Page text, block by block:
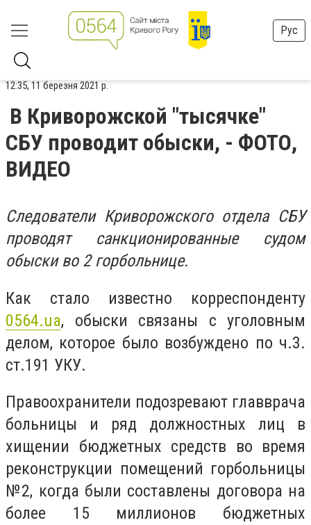
Рус
12:35, 11 березня 2021 р.
В Криворожской "тысячке"
СБУ проводит обыски, - ФОТО,
ВИДЕО
Следователи Криворожского отдела СБУ
проводят санкционированные судом
обыски во 2 горбольнице.
Как стало известно корреспонденту
0564.ua, обыски связаны с уголовным
делом, которое было возбуждено по ч.3.
ст.191 УКУ.
Правоохранители подозревают главврача
больницы и ряд должностных лиц в
хищении бюджетных средств во время
реконструкции помещений горбольницы
№2, когда были составлены договора на
более 15 миллионов бюджетных